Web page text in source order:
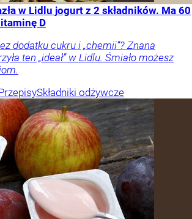
w Lidlu jogurt z 2 składników. Ma 60
D
dodatku cukru i „chemii”? Znana
ten „ideał” w Lidlu. Śmiało możesz
Składniki odżywcze